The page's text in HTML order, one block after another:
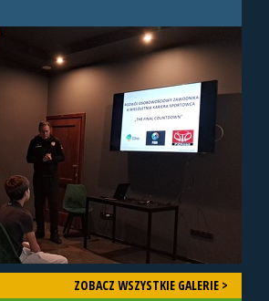
ZOBACZ WSZYSTKIE GALERIE >